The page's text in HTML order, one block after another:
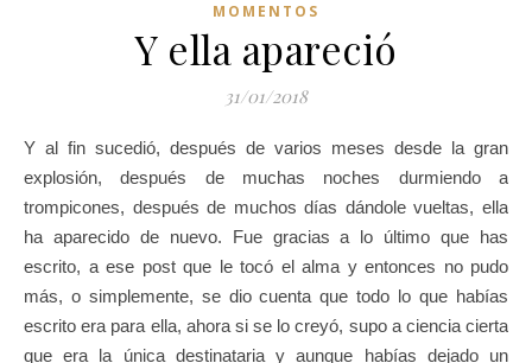
MOMENTOS
Y ella apareció
31/01/2018
Y al fin sucedió, después de varios meses desde la gran
explosión, después de muchas noches durmiendo a
trompicones, después de muchos días dándole vueltas, ella
ha aparecido de nuevo. Fue gracias a lo último que has
escrito, a ese post que le tocó el alma y entonces no pudo
más, o simplemente, se dio cuenta que todo lo que habías
escrito era para ella, ahora si se lo creyó, supo a ciencia cierta
que era la única destinataria y aunque habías dejado un